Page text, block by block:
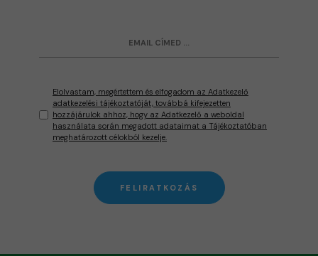
Elolvastam, megértettem és elfogadom az Adatkezelő
adatkezelési tájékoztatóját, továbbá kifejezetten
hozzájárulok ahhoz, hogy az Adatkezelő a weboldal
használata során megadott adataimat a Tájékoztatóban
meghatározott célokból kezelje.
FELIRATKOZÁS